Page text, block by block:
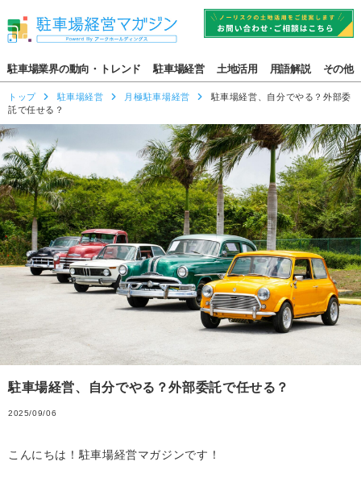
駐車場業界の動向・トレンド 駐車場経営 土地活用 用語解説 その他
トップ 駐車場経営 月極駐車場経営
駐車場経営、自分でやる？外部委
託で任せる？
駐車場経営、自分でやる？外部委託で任せる？
2025/09/06
こんにちは！駐車場経営マガジンです！